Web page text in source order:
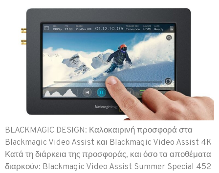
BLACKMAGIC DESIGN: Καλοκαιρινή προσφορά στα
Blackmagic Video Assist και Blackmagic Video Assist 4K
Κατά τη διάρκεια της προσφοράς, και όσο τα αποθέματα
διαρκούν: Blackmagic Video Assist Summer Special 452